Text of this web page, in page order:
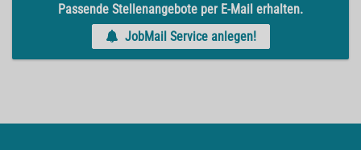
Passende Stellenangebote per E-Mail erhalten.
JobMail Service anlegen!